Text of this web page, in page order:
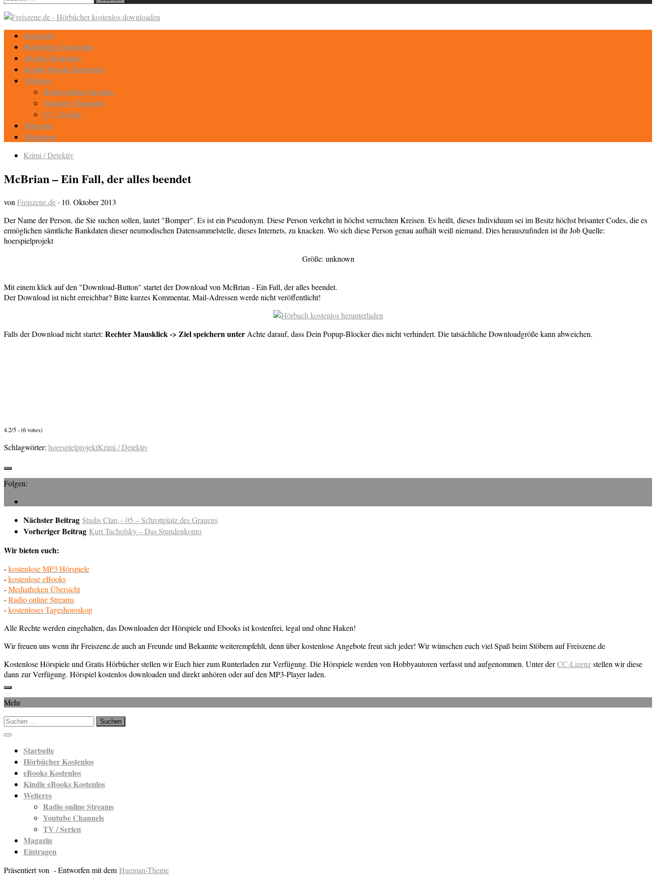
Startseite
Hörbücher Kostenlos
eBooks Kostenlos
Kindle eBooks Kostenlos
Weiteres
Radio online Streams
Youtube Channels
TV / Serien
Magazin
Eintragen
Krimi / Detektiv
McBrian – Ein Fall, der alles beendet
von Freiszene.de · 10. Oktober 2013
Der Name der Person, die Sie suchen sollen, lautet "Bomper". Es ist ein Pseudonym. Diese Person verkehrt in höchst verruchten Kreisen. Es heißt, dieses Individuum sei im Besitz höchst brisanter Codes, die es
ermöglichen sämtliche Bankdaten dieser neumodischen Datensammelstelle, dieses Internets, zu knacken. Wo sich diese Person genau aufhält weiß niemand. Dies herauszufinden ist ihr Job Quelle:
hoerspielprojekt
Größe: unknown
Mit einem klick auf den "Download-Button" startet der Download von McBrian - Ein Fall, der alles beendet.
Der Download ist nicht erreichbar? Bitte kurzes Kommentar, Mail-Adressen werde nicht veröffentlicht!
Falls der Download nicht startet: Rechter Mausklick -> Ziel speichern unter Achte darauf, dass Dein Popup-Blocker dies nicht verhindert. Die tatsächliche Downloadgröße kann abweichen.
4.2/5 - (6 votes)
Schlagwörter: hoerspielprojektKrimi / Detektiv
Folgen:
Nächster Beitrag Studis Clan – 05 – Schrottplatz des Grauens
Vorheriger Beitrag Kurt Tucholsky – Das Stundenkonto
Wir bieten euch:
-kostenlose MP3 Hörspiele
-kostenlose eBooks
-Mediatheken Übersicht
-Radio online Streams
-kostenloses Tageshoroskop
Alle Rechte werden eingehalten, das Downloaden der Hörspiele und Ebooks ist kostenfrei, legal und ohne Haken!
Wir freuen uns wenn ihr Freiszene.de auch an Freunde und Bekannte weiterempfehlt, denn über kostenlose Angebote freut sich jeder! Wir wünschen euch viel Spaß beim Stöbern auf Freiszene.de
Kostenlose Hörspiele und Gratis Hörbücher stellen wir Euch hier zum Runterladen zur Verfügung. Die Hörspiele werden von Hobbyautoren verfasst und aufgenommen. Unter derCC-Lizenzstellen wir diese
dann zur Verfügung. Hörspiel kostenlos downloaden und direkt anhören oder auf den MP3-Player laden.
Mehr
Suchen
nach:
Startseite
Hörbücher Kostenlos
eBooks Kostenlos
Kindle eBooks Kostenlos
Weiteres
Radio online Streams
Youtube Channels
TV / Serien
Magazin
Eintragen
Präsentiert von - Entworfen mit dem Hueman-Theme